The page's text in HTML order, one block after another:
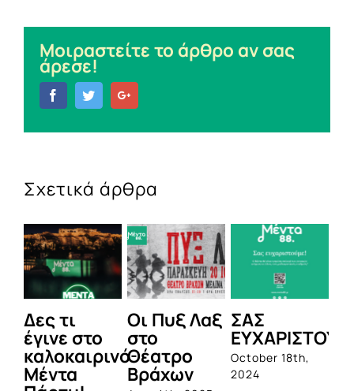
Μοιραστείτε το άρθρο αν σας
άρεσε!
FacebookTwitter
Σχετικά άρθρα
Δες τι
έγινε στο
καλοκαιρινό
Μέντα
Οι Πυξ Λαξ
στο
Θέατρο
Βράχων
ΣΑΣ
ΕΥΧΑΡΙΣΤΟΥΜΕ!
October 18th,
2024
1η